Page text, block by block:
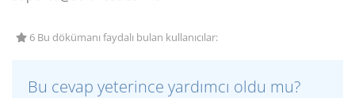
6 Bu dökümanı faydalı bulan kullanıcılar:
Bu cevap yeterince yardımcı oldu mu?